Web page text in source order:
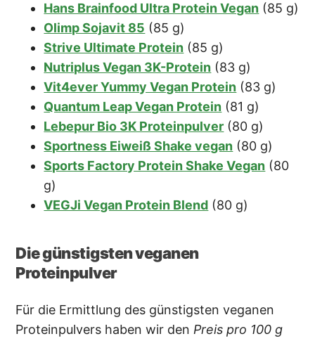
Hans Brainfood Ultra Protein Vegan (85 g)
Olimp Sojavit 85 (85 g)
Strive Ultimate Protein (85 g)
Nutriplus Vegan 3K-Protein (83 g)
Vit4ever Yummy Vegan Protein (83 g)
Quantum Leap Vegan Protein (81 g)
Lebepur Bio 3K Proteinpulver (80 g)
Sportness Eiweiß Shake vegan (80 g)
Sports Factory Protein Shake Vegan (80
g)
VEGJi Vegan Protein Blend (80 g)
Die günstigsten veganen
Proteinpulver
Für die Ermittlung des günstigsten veganen
Proteinpulvers haben wir den Preis pro 100 g